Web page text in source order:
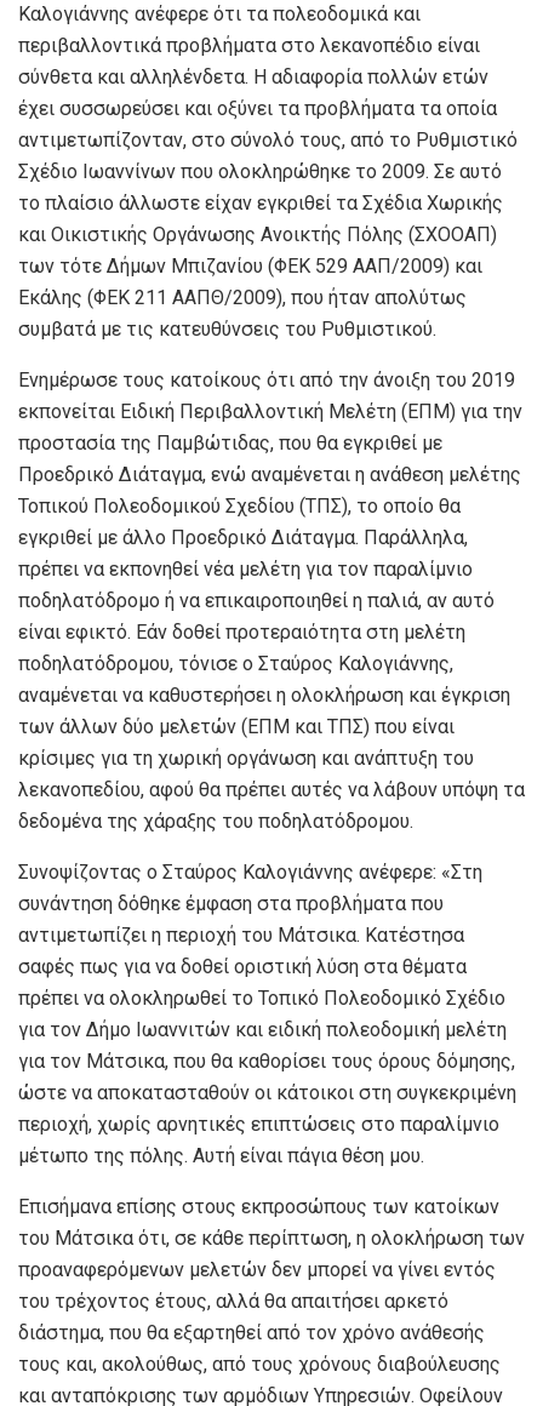
Καλογιάννης ανέφερε ότι τα πολεοδομικά και
περιβαλλοντικά προβλήματα στο λεκανοπέδιο είναι
σύνθετα και αλληλένδετα. Η αδιαφορία πολλών ετών
έχει συσσωρεύσει και οξύνει τα προβλήματα τα οποία
αντιμετωπίζονταν, στο σύνολό τους, από το Ρυθμιστικό
Σχέδιο Ιωαννίνων που ολοκληρώθηκε το 2009. Σε αυτό
το πλαίσιο άλλωστε είχαν εγκριθεί τα Σχέδια Χωρικής
και Οικιστικής Οργάνωσης Ανοικτής Πόλης (ΣΧΟΟΑΠ)
των τότε Δήμων Μπιζανίου (ΦΕΚ 529 ΑΑΠ/2009) και
Εκάλης (ΦΕΚ 211 ΑΑΠΘ/2009), που ήταν απολύτως
συμβατά με τις κατευθύνσεις του Ρυθμιστικού.
Ενημέρωσε τους κατοίκους ότι από την άνοιξη του 2019
εκπονείται Ειδική Περιβαλλοντική Μελέτη (ΕΠΜ) για την
προστασία της Παμβώτιδας, που θα εγκριθεί με
Προεδρικό Διάταγμα, ενώ αναμένεται η ανάθεση μελέτης
Τοπικού Πολεοδομικού Σχεδίου (ΤΠΣ), το οποίο θα
εγκριθεί με άλλο Προεδρικό Διάταγμα. Παράλληλα,
πρέπει να εκπονηθεί νέα μελέτη για τον παραλίμνιο
ποδηλατόδρομο ή να επικαιροποιηθεί η παλιά, αν αυτό
είναι εφικτό. Εάν δοθεί προτεραιότητα στη μελέτη
ποδηλατόδρομου, τόνισε ο Σταύρος Καλογιάννης,
αναμένεται να καθυστερήσει η ολοκλήρωση και έγκριση
των άλλων δύο μελετών (ΕΠΜ και ΤΠΣ) που είναι
κρίσιμες για τη χωρική οργάνωση και ανάπτυξη του
λεκανοπεδίου, αφού θα πρέπει αυτές να λάβουν υπόψη τα
δεδομένα της χάραξης του ποδηλατόδρομου.
Συνοψίζοντας ο Σταύρος Καλογιάννης ανέφερε: «Στη
συνάντηση δόθηκε έμφαση στα προβλήματα που
αντιμετωπίζει η περιοχή του Μάτσικα. Κατέστησα
σαφές πως για να δοθεί οριστική λύση στα θέματα
πρέπει να ολοκληρωθεί το Τοπικό Πολεοδομικό Σχέδιο
για τον Δήμο Ιωαννιτών και ειδική πολεοδομική μελέτη
για τον Μάτσικα, που θα καθορίσει τους όρους δόμησης,
ώστε να αποκατασταθούν οι κάτοικοι στη συγκεκριμένη
περιοχή, χωρίς αρνητικές επιπτώσεις στο παραλίμνιο
μέτωπο της πόλης. Αυτή είναι πάγια θέση μου.
Επισήμανα επίσης στους εκπροσώπους των κατοίκων
του Μάτσικα ότι, σε κάθε περίπτωση, η ολοκλήρωση των
προαναφερόμενων μελετών δεν μπορεί να γίνει εντός
του τρέχοντος έτους, αλλά θα απαιτήσει αρκετό
διάστημα, που θα εξαρτηθεί από τον χρόνο ανάθεσής
τους και, ακολούθως, από τους χρόνους διαβούλευσης
και ανταπόκρισης των αρμόδιων Υπηρεσιών. Οφείλουν